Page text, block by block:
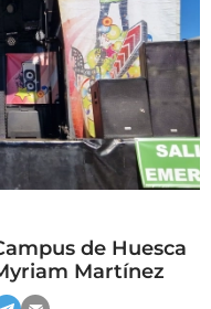
de Huesca
Martínez